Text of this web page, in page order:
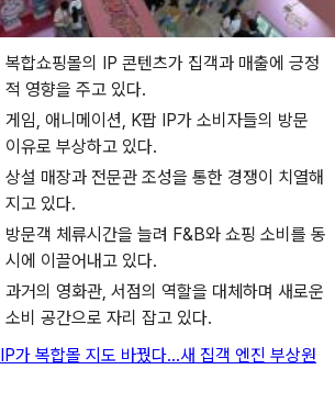
복합쇼핑몰의 IP 콘텐츠가 집객과 매출에 긍정
적 영향을 주고 있다.
게임, 애니메이션, K팝 IP가 소비자들의 방문
이유로 부상하고 있다.
상설 매장과 전문관 조성을 통한 경쟁이 치열해
지고 있다.
방문객 체류시간을 늘려 F&B와 쇼핑 소비를 동
시에 이끌어내고 있다.
과거의 영화관, 서점의 역할을 대체하며 새로운
소비 공간으로 자리 잡고 있다.
IP가 복합몰 지도 바꿨다…새 집객 엔진 부상원